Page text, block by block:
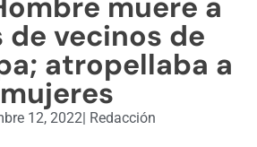
de vecinos de
atropellaba a
mujeres
12, 2022| Redacción